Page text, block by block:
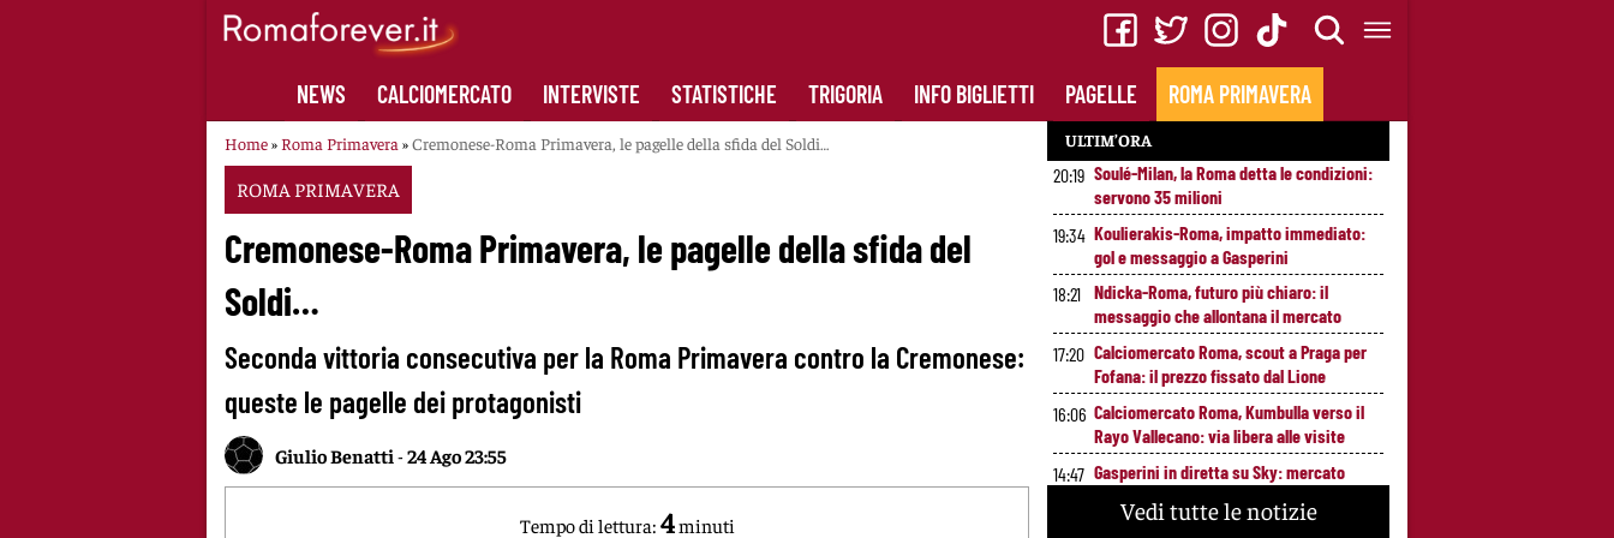
NEWS CALCIOMERCATO INTERVISTE STATISTICHE TRIGORIA INFO BIGLIETTI PAGELLE ROMA PRIMAVERA
Home»Roma Primavera »Cremonese-Roma Primavera, le pagelle della sfida del Soldi…
ROMA PRIMAVERA
Cremonese-Roma Primavera, le pagelle della sfida del
Soldi…
Seconda vittoria consecutiva per la Roma Primavera contro la Cremonese:
queste le pagelle dei protagonisti
Giulio Benatti -24 Ago 23:55
Tempo di lettura: 4minuti
ULTIM’ORA
20:19 Soulé-Milan, la Roma detta le condizioni:
servono 35 milioni
19:34 Koulierakis-Roma, impatto immediato:
gol e messaggio a Gasperini
18:21 Ndicka-Roma, futuro più chiaro: il
messaggio che allontana il mercato
17:20 Calciomercato Roma, scout a Praga per
Fofana: il prezzo fissato dal Lione
16:06 Calciomercato Roma, Kumbulla verso il
Rayo Vallecano: via libera alle visite
14:47 Gasperini in diretta su Sky: mercato
Vedi tutte le notizie